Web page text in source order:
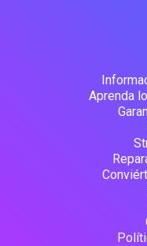
Aprenda